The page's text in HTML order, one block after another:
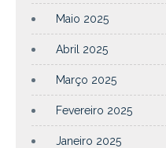
Maio 2025
Abril 2025
Março 2025
Fevereiro 2025
Janeiro 2025